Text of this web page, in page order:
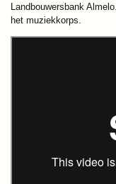
Landbouwersbank
het muziekkorps.